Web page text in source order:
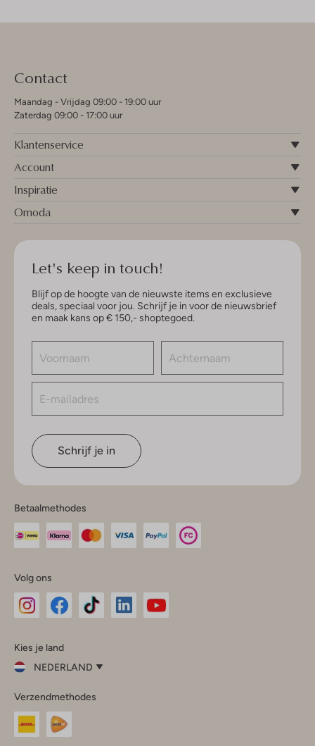
Contact
Maandag - Vrijdag 09:00 - 19:00 uur
Zaterdag 09:00 - 17:00 uur
Klantenservice
Account
Inspiratie
Omoda
Let's keep in touch!
Blijf op de hoogte van de nieuwste items en exclusieve
deals, speciaal voor jou. Schrijf je in voor de nieuwsbrief
en maak kans op € 150,- shoptegoed.
Schrijf je in
Betaalmethodes
Volg ons
InstagramFacebook
Kies je land
NEDERLAND
je
land
Nederland
Verzendmethodes